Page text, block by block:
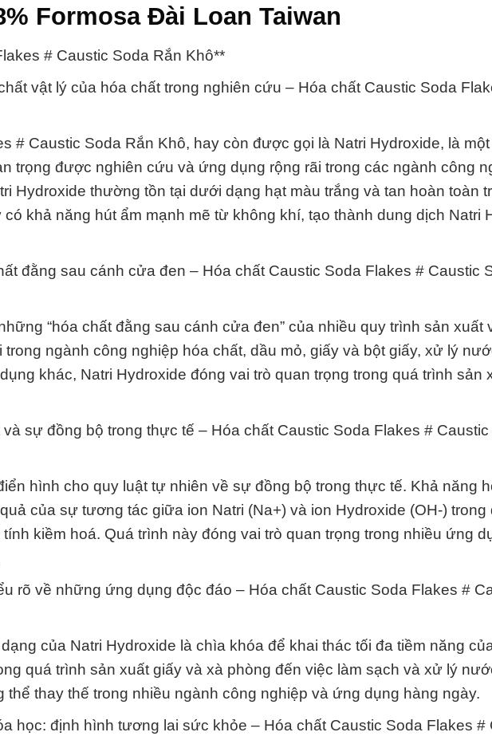
Formosa Đài Loan Taiwan
# Caustic Soda Rắn Khô**
vật lý của hóa chất trong nghiên cứu – Hóa chất Caustic Soda
# Caustic Soda Rắn Khô, hay còn được gọi là Natri Hydroxide, là một
trọng được nghiên cứu và ứng dụng rộng rãi trong các ngành công
Hydroxide thường tồn tại dưới dạng hạt màu trắng và tan hoàn toàn
khả năng hút ẩm mạnh mẽ từ không khí, tạo thành dung dịch Natri
đằng sau cánh cửa đen – Hóa chất Caustic Soda Flakes # Caustic
“hóa chất đằng sau cánh cửa đen” của nhiều quy trình sản xuất
ngành công nghiệp hóa chất, dầu mỏ, giấy và bột giấy, xử lý
khác, Natri Hydroxide đóng vai trò quan trọng trong quá trình sản
sự đồng bộ trong thực tế – Hóa chất Caustic Soda Flakes #
hình cho quy luật tự nhiên về sự đồng bộ trong thực tế. Khả năng
của sự tương tác giữa ion Natri (Na+) và ion Hydroxide (OH-) trong
kiềm hoá. Quá trình này đóng vai trò quan trọng trong nhiều ứng
rõ về những ứng dụng độc đáo – Hóa chất Caustic Soda Flakes #
của Natri Hydroxide là chìa khóa để khai thác tối đa tiềm năng
quá trình sản xuất giấy và xà phòng đến việc làm sạch và xử lý
thể thay thế trong nhiều ngành công nghiệp và ứng dụng hàng ngày.
học: định hình tương lai sức khỏe – Hóa chất Caustic Soda Flakes #